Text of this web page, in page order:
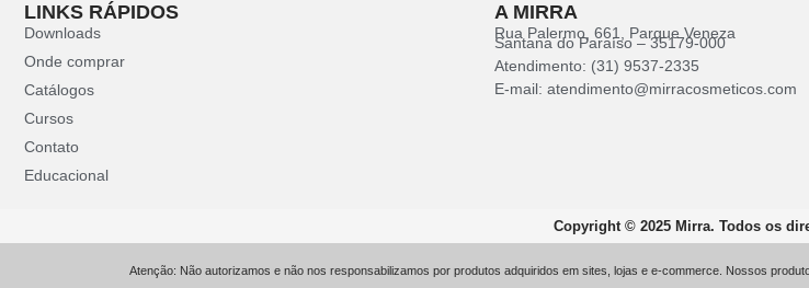
LINKS RÁPIDOS
Downloads
Onde comprar
Catálogos
Cursos
Contato
Educacional
A MIRRA
Rua Palermo, 661, Parque Veneza
Santana do Paraíso – 35179-000
Atendimento: (31) 9537-2335
E-mail: atendimento@mirracosmeticos.com
Copyright © 2025 Mirra. Todos os
Atenção: Não autorizamos e não nos responsabilizamos por produtos adquiridos em sites, lojas e e-commerce. Nossos